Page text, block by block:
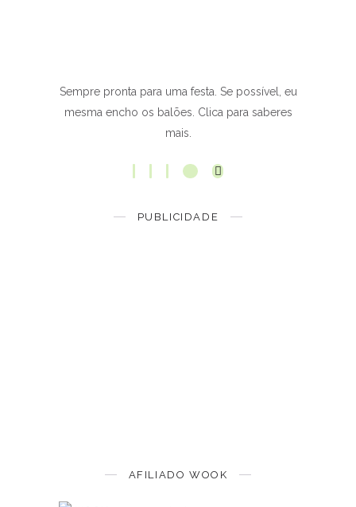
Sempre pronta para uma festa. Se possível, eu
mesma encho os balões. Clica para saberes
mais.
PUBLICIDADE
AFILIADO WOOK